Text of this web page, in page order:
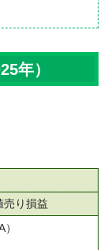
年）
売り損益
）